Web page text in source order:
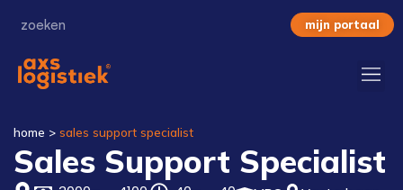
mijn portaal
home > sales support specialist
Sales Support Specialist